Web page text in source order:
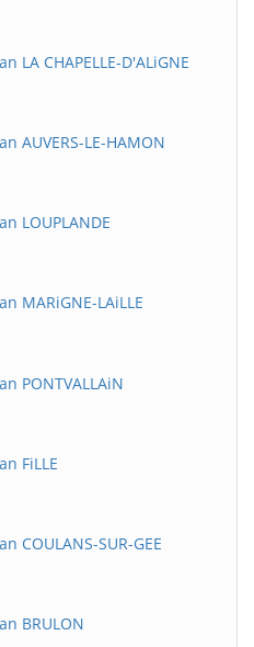
LA CHAPELLE-D'ALiGNE
AUVERS-LE-HAMON
LOUPLANDE
MARiGNE-LAiLLE
PONTVALLAiN
FiLLE
COULANS-SUR-GEE
BRULON